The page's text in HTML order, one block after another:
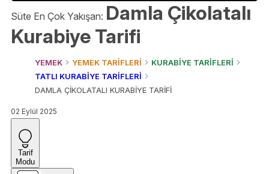
Süte En Çok Yakışan: Damla Çikolatalı
Kurabiye Tarifi
YEMEK YEMEK TARİFLERİ
KURABİYE TARİFLERİ
TATLI KURABİYE TARİFLERİ
DAMLA ÇİKOLATALI KURABİYE TARİFİ
02 Eylül 2025
Tarif
Modu